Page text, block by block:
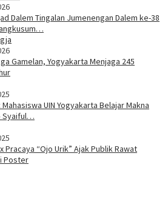
Dalem Tingalan Jumenengan Dalem ke-38
Gamelan, Yogyakarta Menjaga 245
UIN Yogyakarta Belajar Makna
Syaiful…
Pracaya “Ojo Urik” Ajak Publik Rawat
Poster